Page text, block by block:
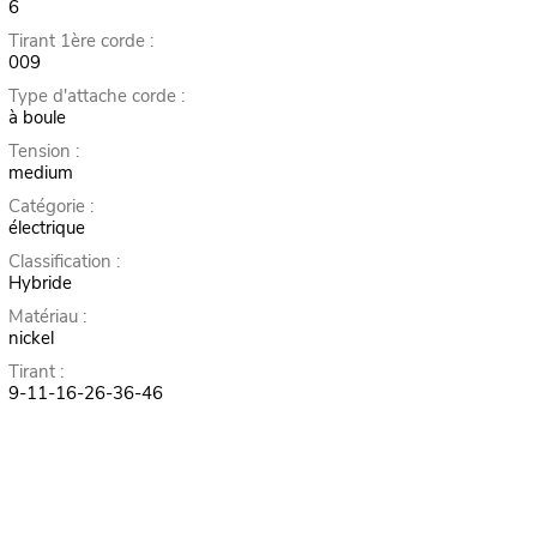
6
Tirant 1ère corde :
009
Type d'attache corde :
à boule
Tension :
medium
Catégorie :
électrique
Classification :
Hybride
Matériau :
nickel
Tirant :
9-11-16-26-36-46